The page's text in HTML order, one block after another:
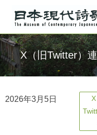
X（旧Twitter）
2026年3月5日